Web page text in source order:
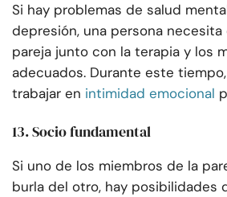
Si hay problemas de salud
depresión, una persona necesita
pareja junto con la terapia y los
adecuados. Durante este
trabajar en intimidad emocional
13. Socio fundamental
Si uno de los miembros de la
burla del otro, hay posibilidades